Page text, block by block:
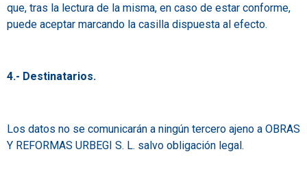
que, tras la lectura de la misma, en caso de estar conforme,
puede aceptar marcando la casilla dispuesta al efecto.
4.- Destinatarios.
Los datos no se comunicarán a ningún tercero ajeno a OBRAS
Y REFORMAS URBEGI S. L. salvo obligación legal.